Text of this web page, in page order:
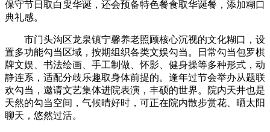
保守节日取白叟华诞，还会预备特色餐食取华诞餐，添加糊口
典礼感。
市门头沟区龙泉镇宁馨养老照顾核心沉视的文化糊口，设
置多功能勾当区域，按期组织各类文娱勾当。日常勾当包罗棋
牌文娱、书法绘画、手工制做、怀影、健身操等多种形式，动
静连系，适配分歧乐趣取身体前提的。逢年过节会举办从题联
欢勾当，邀请文艺集体进院表演，丰硕的世界。院内天井也是
天然的勾当空间，气候晴好时，可正在院内散步赏花、晒太阳
聊天，悠然过活。